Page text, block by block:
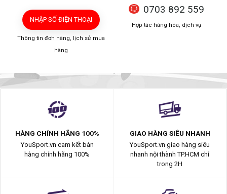
NHẬP SỐ ĐIỆN THOẠI
Thông tin đơn hàng, lịch sử mua
hàng
0703 892 559
Hợp tác hàng hóa, dịch vụ
HÀNG CHÍNH HÃNG 100%
YouSport.vn cam kết bán
hàng chính hãng 100%
GIAO HÀNG SIÊU NHANH
YouSport.vn giao hàng siêu
nhanh nội thành TP.HCM chỉ
trong 2H